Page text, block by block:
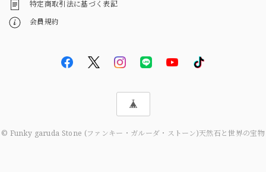
特定商取引法に基づく表記
会員規約
© Funky garuda Stone (ファンキー・ガルーダ・ストーン)天然石と世界の宝物